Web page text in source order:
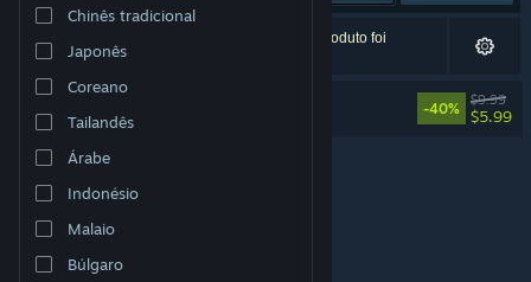
Alterar idioma
Instala a app móvel do Steam
Ver versão para computadores
Chinês tradicional
Japonês
Coreano
Tailandês
Árabe
Indonésio
Malaio
Búlgaro
1 resultado correspondente à tua pesquisa. 1 produto foi
excluído com base nas tuas preferências.
-40%
$9.99
$5.99